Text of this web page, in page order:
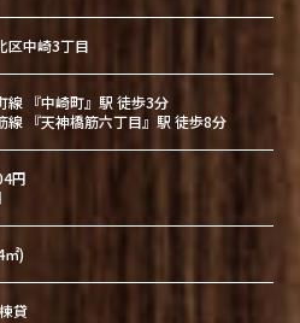
区中崎3丁目
線 『中崎町』駅 徒歩3分
線 『天神橋筋六丁目』駅 徒歩8分
円
㎡)
貸